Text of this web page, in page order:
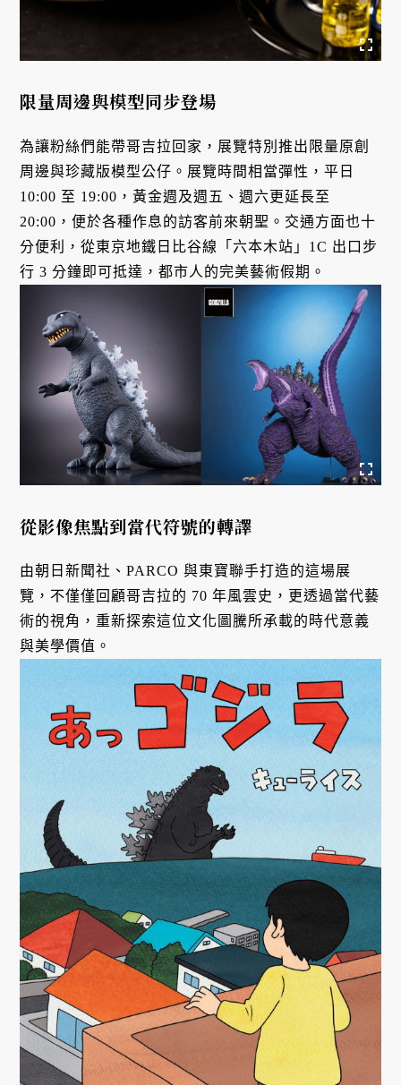
限量周邊與模型同步登場
為讓粉絲們能帶哥吉拉回家，展覽特別推出限量原創
周邊與珍藏版模型公仔。展覽時間相當彈性，平日
10:00 至 19:00，黃金週及週五、週六更延長至
20:00，便於各種作息的訪客前來朝聖。交通方面也十
分便利，從東京地鐵日比谷線「六本木站」1C 出口步
行 3 分鐘即可抵達，都市人的完美藝術假期。
從影像焦點到當代符號的轉譯
由朝日新聞社、PARCO 與東寶聯手打造的這場展
覽，不僅僅回顧哥吉拉的 70 年風雲史，更透過當代藝
術的視角，重新探索這位文化圖騰所承載的時代意義
與美學價值。